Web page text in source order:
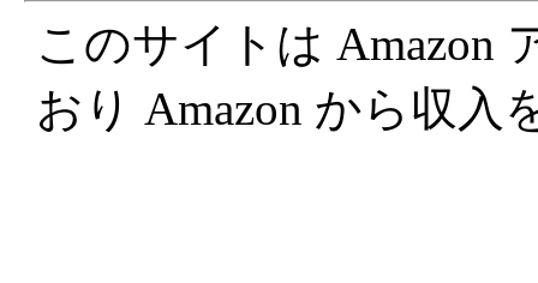
このサイトは Amazon
おり Amazon から収入